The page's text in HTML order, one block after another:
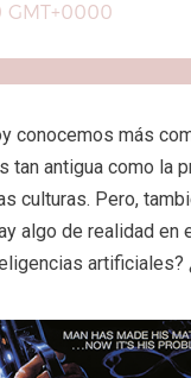
conocemos más
tan antigua como la
culturas. Pero,
algo de realidad
artificiales?